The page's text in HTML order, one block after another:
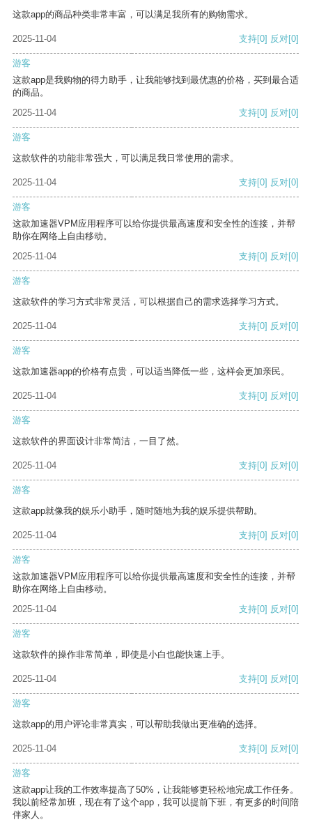
这款app的商品种类非常丰富，可以满足我所有的购物需求。
2025-11-04 支持[0] 反对[0]
游客
这款app是我购物的得力助手，让我能够找到最优惠的价格，买到最合适
的商品。
2025-11-04
支持[0] 反对[0]
游客
这款软件的功能非常强大，可以满足我日常使用的需求。
2025-11-04 支持[0] 反对[0]
游客
这款加速器VPM应用程序可以给你提供最高速度和安全性的连接，并帮
助你在网络上自由移动。
2025-11-04
支持[0] 反对[0]
游客
这款软件的学习方式非常灵活，可以根据自己的需求选择学习方式。
2025-11-04 支持[0] 反对[0]
游客
这款加速器app的价格有点贵，可以适当降低一些，这样会更加亲民。
2025-11-04 支持[0] 反对[0]
游客
这款软件的界面设计非常简洁，一目了然。
2025-11-04 支持[0] 反对[0]
游客
这款app就像我的娱乐小助手，随时随地为我的娱乐提供帮助。
2025-11-04 支持[0] 反对[0]
游客
这款加速器VPM应用程序可以给你提供最高速度和安全性的连接，并帮
助你在网络上自由移动。
2025-11-04
支持[0] 反对[0]
游客
这款软件的操作非常简单，即使是小白也能快速上手。
2025-11-04 支持[0] 反对[0]
游客
这款app的用户评论非常真实，可以帮助我做出更准确的选择。
2025-11-04 支持[0] 反对[0]
游客
这款app让我的工作效率提高了50%，让我能够更轻松地完成工作任务。
我以前经常加班，现在有了这个app，我可以提前下班，有更多的时间陪
伴家人。